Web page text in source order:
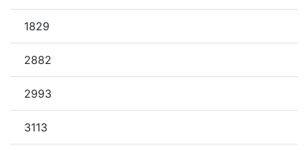
1829
2882
2993
3113